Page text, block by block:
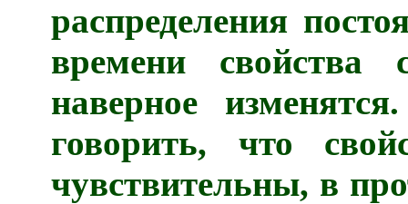
распределения
времени свойства
наверное
говорить, что
чувствительны, в